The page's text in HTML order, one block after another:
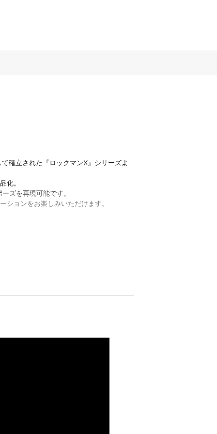
確立された『ロックマンX』シリーズよ
化。
ズを再現可能です。
ションをお楽しみいただけます。